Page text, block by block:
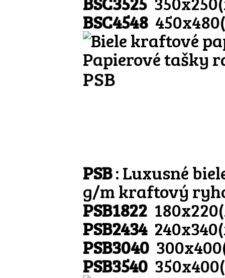
BSC4548
Papierové tašky
PSB
PSB: Luxusné
g/m kraftový
PSB1822
PSB2434
PSB3040
PSB3540